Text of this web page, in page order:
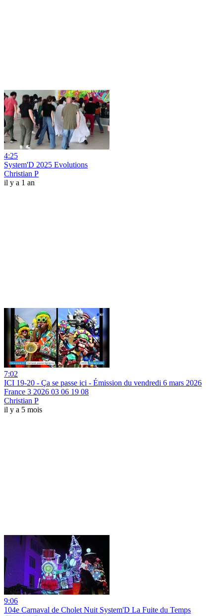
4:25
System'D 2025 Evolutions
Christian P
il y a 1 an
7:02
ICI 19-20 - Ça se passe ici - Émission du vendredi 6 mars 2026
France 3 2026 03 06 19 08
Christian P
il y a 5 mois
9:06
104e Carnaval de Cholet Nuit System'D La Fuite du Temps